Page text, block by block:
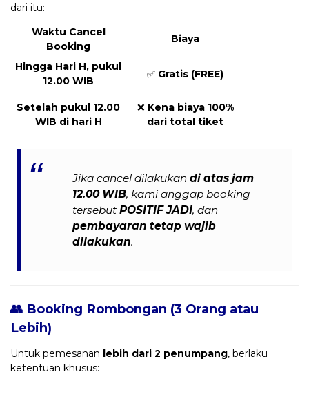
dari itu:
Waktu Cancel
Booking
Biaya
Hingga Hari H, pukul
12.00 WIB
✅ Gratis (FREE)
Setelah pukul 12.00
WIB di hari H
❌ Kena biaya 100%
dari total tiket
Jika cancel dilakukandi atas jam
12.00 WIB, kami anggap booking
tersebutPOSITIF JADI, dan
pembayaran tetap wajib
dilakukan.
👥 Booking Rombongan (3 Orang atau
Lebih)
Untuk pemesanan lebih dari 2 penumpang, berlaku
ketentuan khusus: